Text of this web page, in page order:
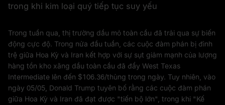
trong khi kim loại quý tiếp tục suy yếu
Trong tuần qua, thị trường dầu mỏ toàn cầu đã trải qua sự biến
động cực độ. Trong nửa đầu tuần, các cuộc đàm phán bị đình
trệ giữa Hoa Kỳ và Iran kết hợp với sự sụt giảm mạnh của lượng
hàng tồn kho xăng dầu toàn cầu đã đẩy West Texas
Intermediate lên đến $106.36/thùng trong ngày. Tuy nhiên, vào
ngày 05/05, Donald Trump tuyên bố rằng các cuộc đàm phán
giữa Hoa Kỳ và Iran đã đạt được "tiến bộ lớn", trong khi "Kế